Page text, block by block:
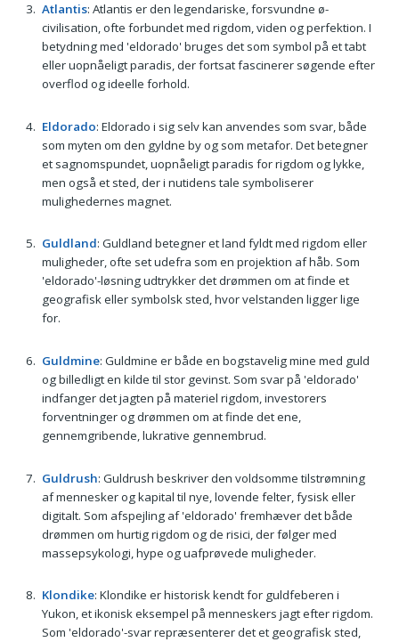
Atlantis: Atlantis er den legendariske, forsvundne ø-
civilisation, ofte forbundet med rigdom, viden og perfektion. I
betydning med 'eldorado' bruges det som symbol på et tabt
eller uopnåeligt paradis, der fortsat fascinerer søgende efter
overflod og ideelle forhold.
Eldorado: Eldorado i sig selv kan anvendes som svar, både
som myten om den gyldne by og som metafor. Det betegner
et sagnomspundet, uopnåeligt paradis for rigdom og lykke,
men også et sted, der i nutidens tale symboliserer
mulighedernes magnet.
Guldland: Guldland betegner et land fyldt med rigdom eller
muligheder, ofte set udefra som en projektion af håb. Som
'eldorado'-løsning udtrykker det drømmen om at finde et
geografisk eller symbolsk sted, hvor velstanden ligger lige
for.
Guldmine: Guldmine er både en bogstavelig mine med guld
og billedligt en kilde til stor gevinst. Som svar på 'eldorado'
indfanger det jagten på materiel rigdom, investorers
forventninger og drømmen om at finde det ene,
gennemgribende, lukrative gennembrud.
Guldrush: Guldrush beskriver den voldsomme tilstrømning
af mennesker og kapital til nye, lovende felter, fysisk eller
digitalt. Som afspejling af 'eldorado' fremhæver det både
drømmen om hurtig rigdom og de risici, der følger med
massepsykologi, hype og uafprøvede muligheder.
Klondike: Klondike er historisk kendt for guldfeberen i
Yukon, et ikonisk eksempel på menneskers jagt efter rigdom.
Som 'eldorado'-svar repræsenterer det et geografisk sted,